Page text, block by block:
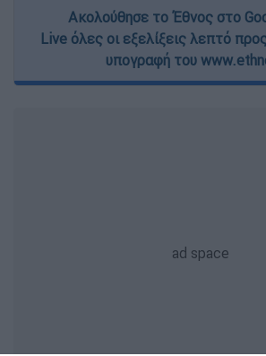
Ακολούθησε το Έθνος στο
Live όλες οι εξελίξεις λεπτό
υπογραφή του